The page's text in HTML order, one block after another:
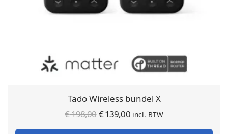
Tado Wireless bundel X
€198,00Oorspronkelijke
prijs was:
€139,00 Huidige
prijs is:
incl. BTW